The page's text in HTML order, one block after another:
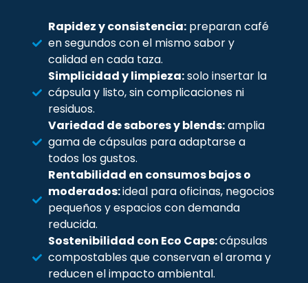
Rapidez y consistencia:preparan café
en segundos con el mismo sabor y
calidad en cada taza.
Simplicidad y limpieza:solo insertar la
cápsula y listo, sin complicaciones ni
residuos.
Variedad de sabores y blends:amplia
gama de cápsulas para adaptarse a
todos los gustos.
Rentabilidad en consumos bajos o
moderados:ideal para oficinas, negocios
pequeños y espacios con demanda
reducida.
Sostenibilidad con Eco Caps:cápsulas
compostables que conservan el aroma y
reducen el impacto ambiental.